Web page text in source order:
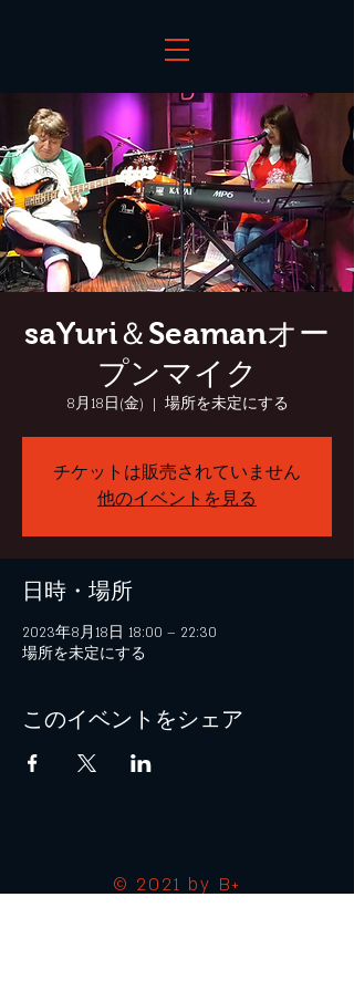
saYuri＆Seamanオー
プンマイク
8月18日(金)
  |
場所を未定にする
チケットは販売されていません
他のイベントを見る
日時・場所
2023年8月18日 18:00 – 22:30
場所を未定にする
このイベントをシェア
© 2021 by B+